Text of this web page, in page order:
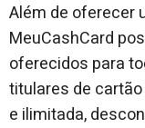
Além de oferecer
MeuCashCard
oferecidos para
titulares de
e ilimitada,